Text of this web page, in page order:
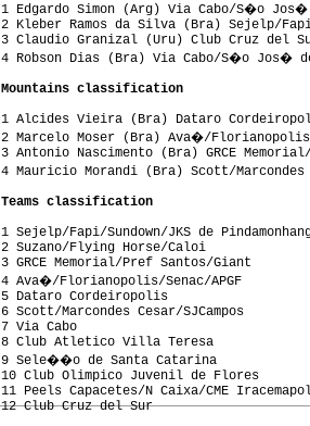
1 Edgardo Simon (Arg) Via Cabo/
2 Kleber Ramos da Silva (Bra) Sejelp/
3 Claudio Granizal (Uru) Club
4 Robson Dias (Bra) Via Cabo/S�o
Mountains classification
1 Alcides Vieira (Bra) Dataro
2 Marcelo Moser (Bra) Ava�/
3 Antonio Nascimento (Bra) GRCE
4 Mauricio Morandi (Bra) Scott/
Teams classification
1 Sejelp/Fapi/Sundown/JKS de
2 Suzano/
3 GRCE
4 Ava�/
5 Dataro Cordeiropolis
6 Scott/
7 Via Cabo
8 Club Atletico Villa Teresa
9 Sele��o de Santa Catarina
10 Club Olimpico Juvenil de
11 Peels Capacetes/N Caixa/CME